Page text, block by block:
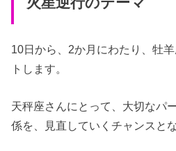
10日から、2か月にわたり、牡
トします。
天秤座さんにとって、大切なパ
係を、見直していくチャンスと